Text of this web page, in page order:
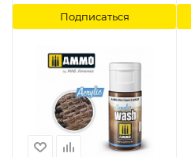
Подписаться